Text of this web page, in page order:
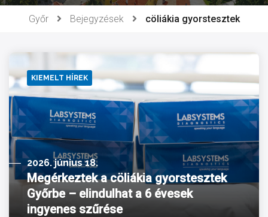
Győr Bejegyzések cöliákia gyorstesztek
KIEMELT HÍREK
2026. június 18.
Megérkeztek a cöliákia gyorstesztek
Győrbe – elindulhat a 6 évesek
ingyenes szűrése